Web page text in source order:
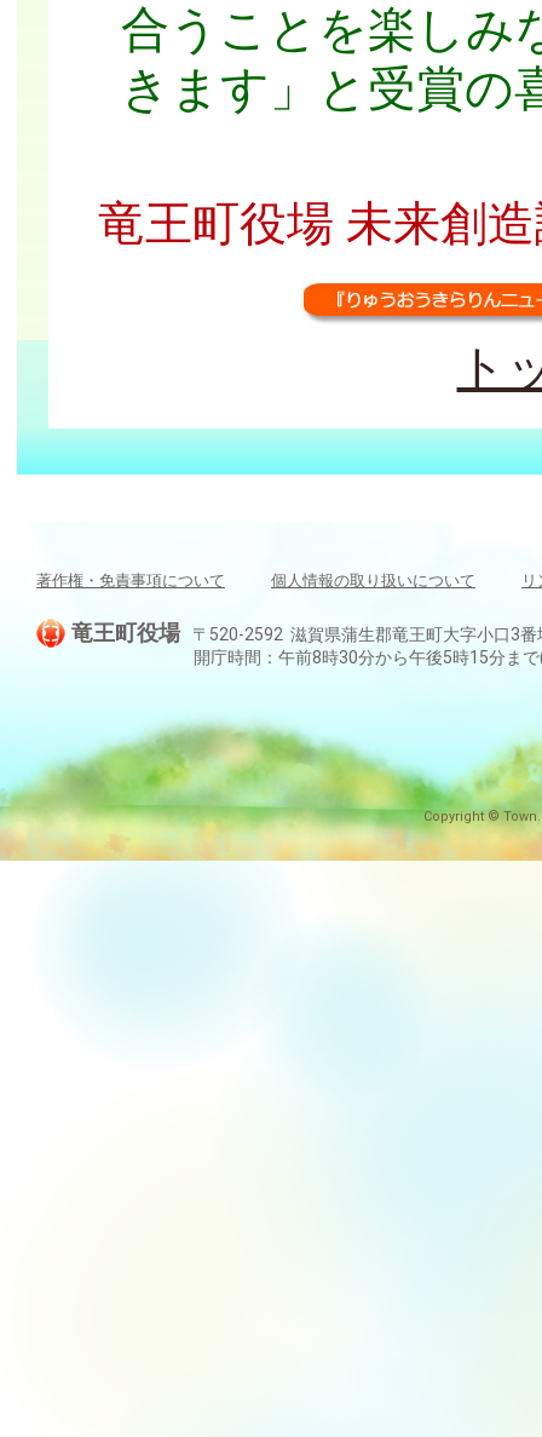
合うことを楽しみ
きます」と受賞の
竜王町役場 未来創
ト
著作権・免責事項について 個人情報の取り扱いについて
竜王町役場
〒520-2592 滋賀県蒲生郡竜王町大字小口3
開庁時間：午前8時30分から午後5時15分ま
Copyright ©